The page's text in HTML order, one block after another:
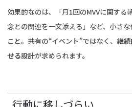
効果的なのは、「月1回のMVVに関する
念との関連を一文添える」など、小さな
こと。共有の“イベント”ではなく、 継
せる設計が求められます。